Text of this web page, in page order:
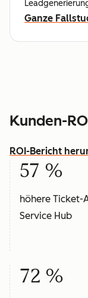
Ganze
Kunden-
ROI-Bericht
57 %
höhere Ticket-
Service Hub
72 %